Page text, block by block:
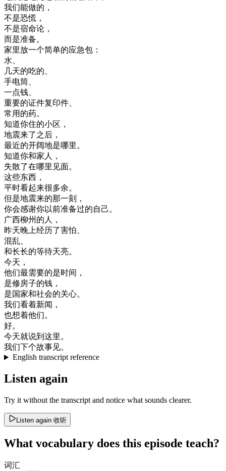
我们能做的 ，
不是恐慌 ，
不是宿命论 ，
而是准备。
家里放一个简单的应急包 ：
水、
几天的吃的、
手电筒、
一点钱、
重要的证件复印件、
常用 的药。
知道你住的小区 ，
地震来了之后 ，
最近的开阔地是哪里。
知道你和家人 ，
失散了在哪里 见面。
这些东西 ，
平时看起来很多余。
但是地震来的那一刻
，
你会感谢你以前准备过的自己。
广西柳州 的人 ，
昨天晚上经历了害怕、
混乱、
和长长的等待天亮。
今天 ，
他们最需要的是时间 ，
是修房子的钱 ，
是国家和社会的关心。
我们看着新闻 ，
也想着他们。
好。
今天就说到 这里。
我们下个故事见。
English transcript reference
Listen again
Try it without the transcript and notice what sounds clearer.
Listen again 收听
What vocabulary does this episode teach?
词汇